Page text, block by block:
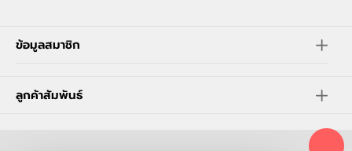
ข้อมูลสมาชิก
ลูกค้าสัมพันธ์